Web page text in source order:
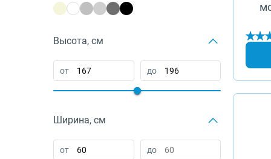
Высота, см
от до
Ширина, см
от до